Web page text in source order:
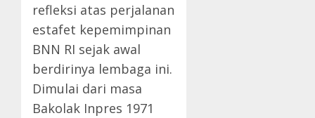
refleksi atas perjalanan
estafet kepemimpinan
BNN RI sejak awal
berdirinya lembaga ini.
Dimulai dari masa
Bakolak Inpres 1971